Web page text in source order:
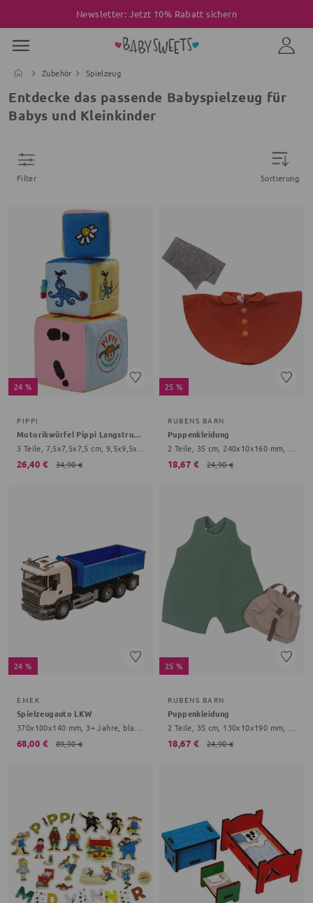
Newsletter: Jetzt 10% Rabatt sichern
Zubehör Spielzeug
Entdecke das passende Babyspielzeug für
Babys und Kleinkinder
Filter Sortierung
24 %
PIPPI
Motorikwürfel Pippi Langstrumpf
3 Teile, 7,5x7,5x7,5 cm, 9,5x9,5x9,5 cm, 5+ Monate, bunt
26,40 € 34,90 €
25 %
RUBENS BARN
Puppenkleidung
2 Teile, 35 cm, 240x10x160 mm, 3+ Jahre, rot
18,67 € 24,90 €
24 %
EMEK
Spielzeugauto LKW
68,00 € 89,90 €
25 %
RUBENS BARN
Puppenkleidung
18,67 € 24,90 €